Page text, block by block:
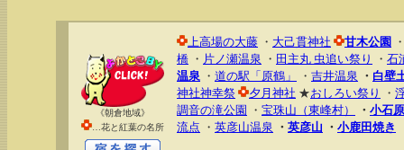
《朝倉地域》
…花と紅葉の名所
上高場の大藤 ・ 大己貫神社 甘木公園
橋 ・ 片ノ瀬温泉 ・ 田主丸 虫追い祭り ・ 石
温泉 ・ 道の駅「原鶴」 ・ 吉井温泉 ・ 白壁
神社神幸祭
夕月神社 ★おしろい祭り ・
調音の滝公園
・ 宝珠山（東峰村） ・ 小石
流点 ・ 英彦山温泉 ・ 英彦山 ・ 小鹿田焼き